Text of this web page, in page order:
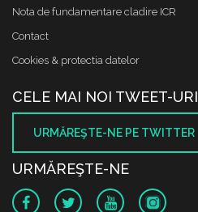
Nota de fundamentare cladire ICR
Contact
Cookies & protectia datelor
CELE MAI NOI TWEET-URI
URMĂREŞTE-NE PE TWITTER
URMĂREŞTE-NE